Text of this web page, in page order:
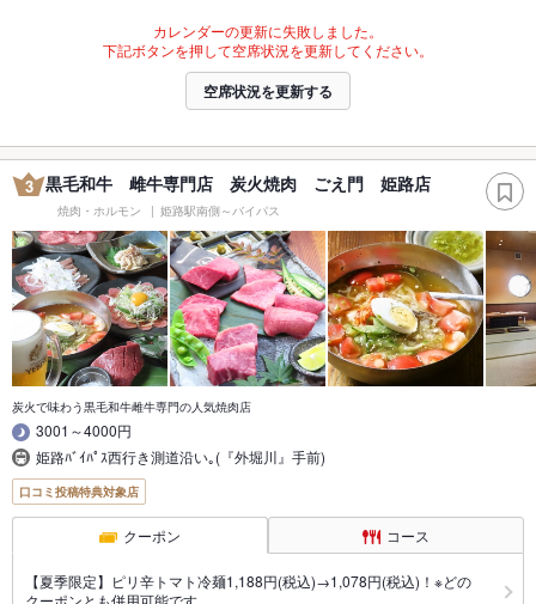
カレンダーの更新に失敗しました。
下記ボタンを押して空席状況を更新してください。
空席状況を更新する
3 黒毛和牛 雌牛専門店 炭火焼肉 ごえ門 姫路店
焼肉・ホルモン 姫路駅南側～バイパス
炭火で味わう黒毛和牛雌牛専門の人気焼肉店
3001～4000円
姫路ﾊﾞｲﾊﾟｽ西行き測道沿い｡(『外堀川』手前)
口コミ投稿特典対象店
クーポン コース
【夏季限定】ピリ辛トマト冷麺1,188円(税込)→1,078円(税込)！※どの